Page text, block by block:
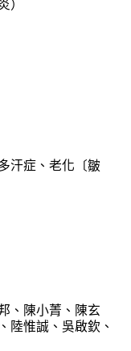
）
汗症、老化〔皺
、陳小菁、陳玄
陸惟誠、吳啟欽、